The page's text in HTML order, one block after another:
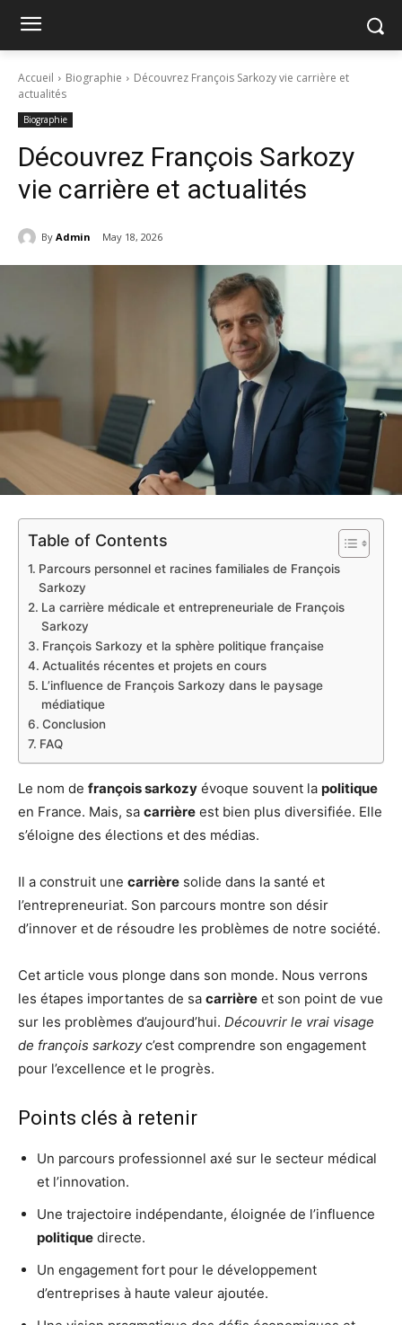
Accueil Biographie
Découvrez François Sarkozy vie carrière et
actualités
Biographie
Découvrez François Sarkozy
vie carrière et actualités
By Admin May 18, 2026
Table of Contents
Parcours personnel et racines familiales de François
Sarkozy
La carrière médicale et entrepreneuriale de François
Sarkozy
François Sarkozy et la sphère politique française
Actualités récentes et projets en cours
L’influence de François Sarkozy dans le paysage
médiatique
Conclusion
FAQ
Le nom de françois sarkozy évoque souvent la politique
en France. Mais, sa carrière est bien plus diversifiée. Elle
s’éloigne des élections et des médias.
Il a construit une carrière solide dans la santé et
l’entrepreneuriat. Son parcours montre son désir
d’innover et de résoudre les problèmes de notre société.
Cet article vous plonge dans son monde. Nous verrons
les étapes importantes de sa carrière et son point de vue
sur les problèmes d’aujourd’hui. Découvrir le vrai visage
de françois sarkozyc’est comprendre son engagement
pour l’excellence et le progrès.
Points clés à retenir
Un parcours professionnel axé sur le secteur médical
et l’innovation.
Une trajectoire indépendante, éloignée de l’influence
politique directe.
Un engagement fort pour le développement
d’entreprises à haute valeur ajoutée.